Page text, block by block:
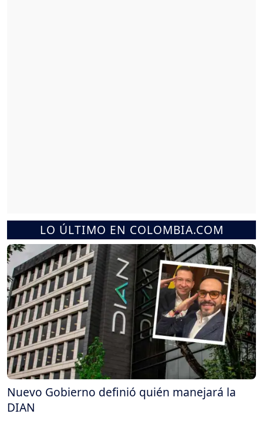
LO ÚLTIMO EN COLOMBIA.COM
Nuevo Gobierno definió quién manejará la
DIAN